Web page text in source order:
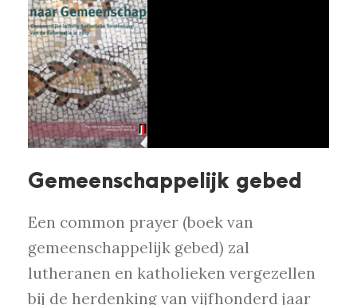
Gemeenschappelijk gebed
Een common prayer (boek van
gemeenschappelijk gebed) zal
lutheranen en katholieken vergezellen
bij de herdenking van vijfhonderd jaar